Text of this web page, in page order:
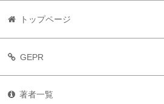
トップページ
GEPR
著者一覧